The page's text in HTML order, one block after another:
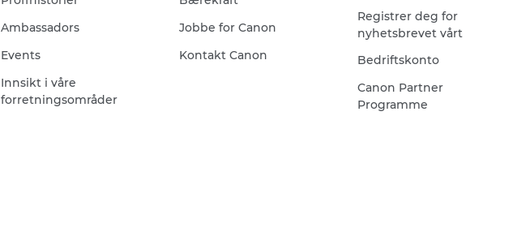
Ambassadors
Events
Innsikt i våre
forretningsområder
Jobbe for Canon
Kontakt Canon
Registrer deg for
nyhetsbrevet vårt
Bedriftskonto
Canon Partner
Programme